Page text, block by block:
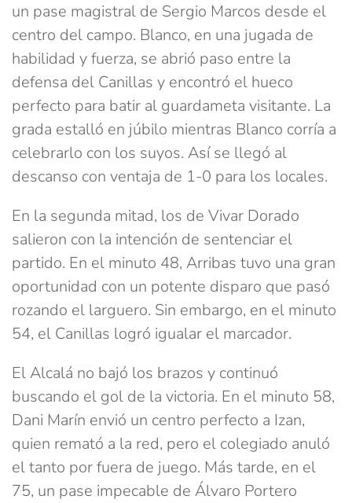
un pase magistral de Sergio Marcos desde el
centro del campo. Blanco, en una jugada de
habilidad y fuerza, se abrió paso entre la
defensa del Canillas y encontró el hueco
perfecto para batir al guardameta visitante. La
grada estalló en júbilo mientras Blanco corría a
celebrarlo con los suyos. Así se llegó al
descanso con ventaja de 1-0 para los locales.
En la segunda mitad, los de Vivar Dorado
salieron con la intención de sentenciar el
partido. En el minuto 48, Arribas tuvo una gran
oportunidad con un potente disparo que pasó
rozando el larguero. Sin embargo, en el minuto
54, el Canillas logró igualar el marcador.
El Alcalá no bajó los brazos y continuó
buscando el gol de la victoria. En el minuto 58,
Dani Marín envió un centro perfecto a Izan,
quien remató a la red, pero el colegiado anuló
el tanto por fuera de juego. Más tarde, en el
75, un pase impecable de Álvaro Portero